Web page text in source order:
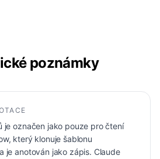
poznámky
je označen jako pouze pro čtení
který klonuje šablonu
je anotován jako zápis. Claude